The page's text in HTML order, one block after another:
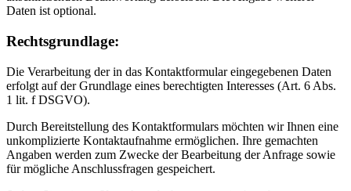
Daten ist optional.
Rechtsgrundlage:
Die Verarbeitung der in das Kontaktformular eingegebenen Daten
erfolgt auf der Grundlage eines berechtigten Interesses (Art. 6 Abs.
1 lit. f DSGVO).
Durch Bereitstellung des Kontaktformulars möchten wir Ihnen eine
unkomplizierte Kontaktaufnahme ermöglichen. Ihre gemachten
Angaben werden zum Zwecke der Bearbeitung der Anfrage sowie
für mögliche Anschlussfragen gespeichert.